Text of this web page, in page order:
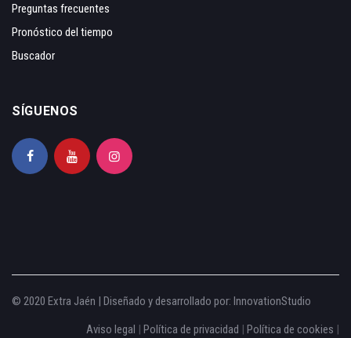
Preguntas frecuentes
Pronóstico del tiempo
Buscador
SÍGUENOS
© 2020 Extra Jaén | Diseñado y desarrollado por: InnovationStudio
Aviso legal | Política de privacidad | Política de cookies |